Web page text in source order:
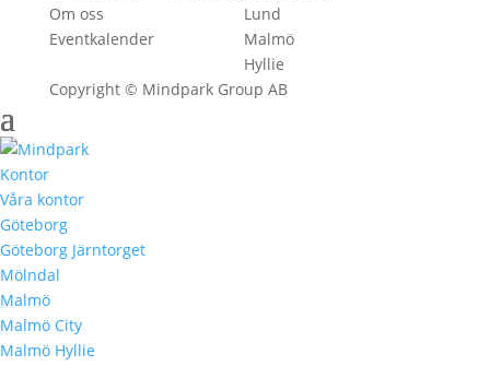
Om oss
Eventkalender
Lund
Malmö
Hyllie
Copyright © Mindpark Group AB
Kontor
Våra kontor
Göteborg
Göteborg Järntorget
Mölndal
Malmö
Malmö City
Malmö Hyllie